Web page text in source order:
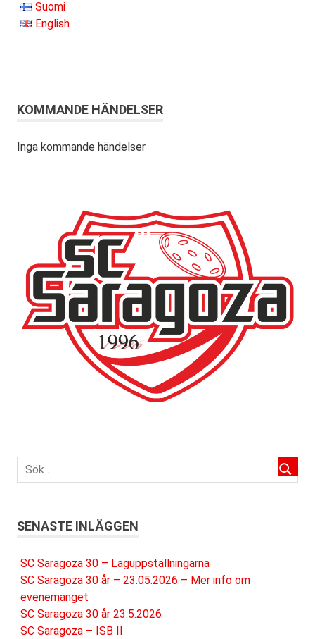
Suomi
English
KOMMANDE HÄNDELSER
Inga kommande händelser
SENASTE INLÄGGEN
SC Saragoza 30 – Laguppställningarna
SC Saragoza 30 år – 23.05.2026 – Mer info om
evenemanget
SC Saragoza 30 år 23.5.2026
SC Saragoza – ISB II